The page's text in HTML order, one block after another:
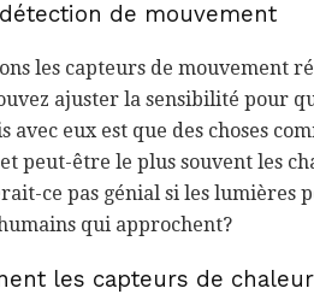
de mouvement
les capteurs de mouvement
ajuster la sensibilité pour
avec eux est que des choses
peut-être le plus souvent les
ce pas génial si les lumières
qui approchent?
les capteurs de